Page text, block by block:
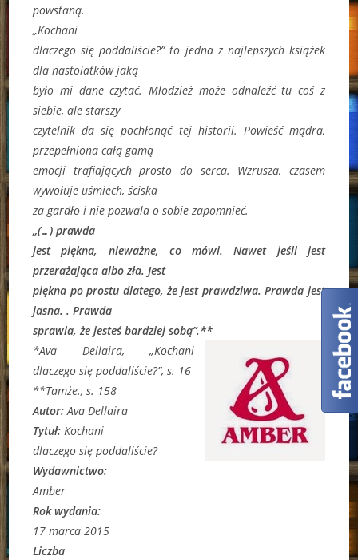
powstaną.
„Kochani
dlaczego się poddaliście?” to jedna z najlepszych książek
dla nastolatków jaką
było mi dane czytać. Młodzież może odnaleźć tu coś z
siebie, ale starszy
czytelnik da się pochłonąć tej historii. Powieść mądra,
przepełniona całą gamą
emocji trafiających prosto do serca. Wzrusza, czasem
wywołuje uśmiech, ściska
za gardło i nie pozwala o sobie zapomnieć.
„(…) prawda
jest piękna, nieważne, co mówi. Nawet jeśli jest
przerażająca albo zła. Jest
piękna po prostu dlatego, że jest prawdziwa. Prawda jest
jasna. . Prawda
sprawia, że jesteś bardziej sobą”.**
*Ava Dellaira, „Kochani
dlaczego się poddaliście?”, s. 16
**Tamże., s. 158
Autor:Ava Dellaira
Tytuł:Kochani
dlaczego się poddaliście?
Wydawnictwo:
Amber
Rok wydania:
17 marca 2015
Liczba